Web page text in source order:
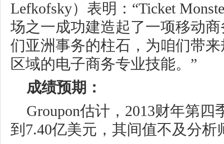
Lefkofsky）表明：“Ticket
场之一成功建造起了一项移动
们亚洲事务的柱石，为咱们带
区域的电子商务专业技能。”
成绩预期：
Groupon估计，2013财年第四
到7.40亿美元，其间值不及分析